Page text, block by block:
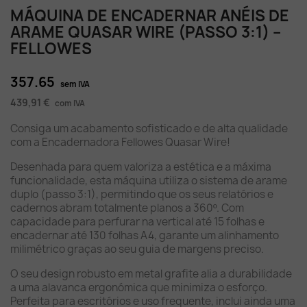
MÁQUINA DE ENCADERNAR ANÉIS DE
ARAME QUASAR WIRE (PASSO 3:1) –
FELLOWES
357.65 sem IVA
439,91 € com IVA
Consiga um acabamento sofisticado e de alta qualidade
com a Encadernadora Fellowes Quasar Wire!
Desenhada para quem valoriza a estética e a máxima
funcionalidade, esta máquina utiliza o sistema de arame
duplo (passo 3:1), permitindo que os seus relatórios e
cadernos abram totalmente planos a 360º. Com
capacidade para perfurar na vertical até 15 folhas e
encadernar até 130 folhas A4, garante um alinhamento
milimétrico graças ao seu guia de margens preciso.
O seu design robusto em metal grafite alia a durabilidade
a uma alavanca ergonómica que minimiza o esforço.
Perfeita para escritórios e uso frequente, inclui ainda uma